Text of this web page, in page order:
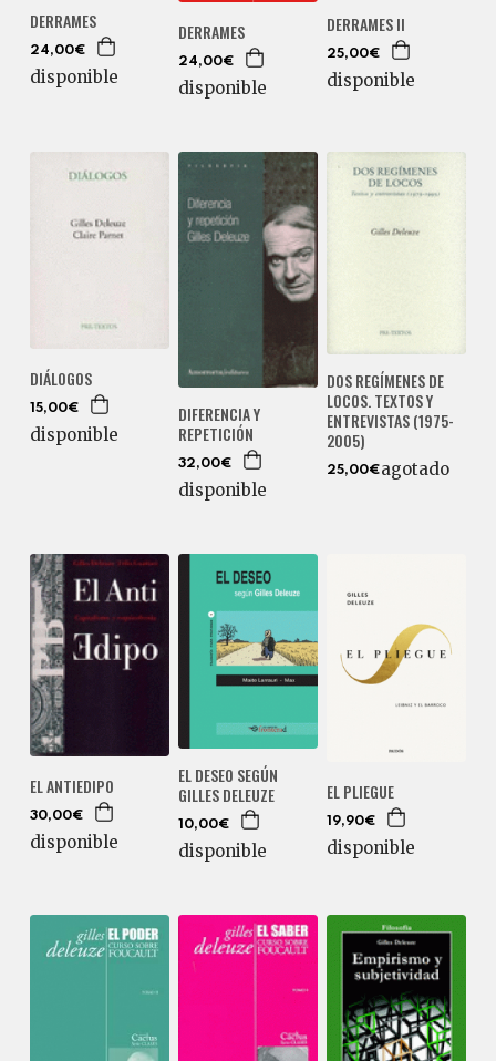
DERRAMES
24,00€
disponible
DERRAMES
24,00€
disponible
DERRAMES II
25,00€
disponible
DIÁLOGOS
15,00€
disponible
DIFERENCIA Y
REPETICIÓN
32,00€
disponible
DOS REGÍMENES DE
LOCOS. TEXTOS Y
ENTREVISTAS (1975-
2005)
25,00€agotado
EL ANTIEDIPO
30,00€
disponible
EL DESEO SEGÚN
GILLES DELEUZE
10,00€
disponible
EL PLIEGUE
19,90€
disponible